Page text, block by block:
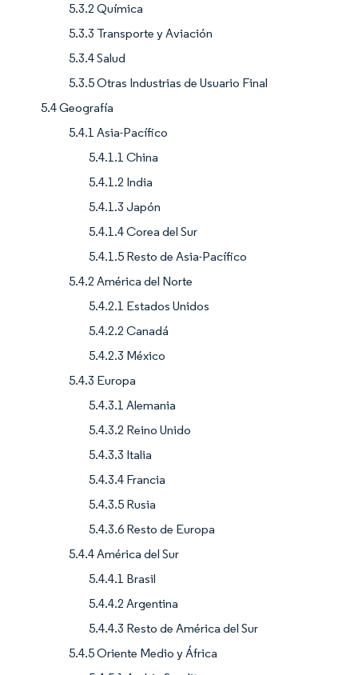
5.3.2 Química
5.3.3 Transporte y Aviación
5.3.4 Salud
5.3.5 Otras Industrias de Usuario Final
5.4 Geografía
5.4.1 Asia-Pacífico
5.4.1.1 China
5.4.1.2 India
5.4.1.3 Japón
5.4.1.4 Corea del Sur
5.4.1.5 Resto de Asia-Pacífico
5.4.2 América del Norte
5.4.2.1 Estados Unidos
5.4.2.2 Canadá
5.4.2.3 México
5.4.3 Europa
5.4.3.1 Alemania
5.4.3.2 Reino Unido
5.4.3.3 Italia
5.4.3.4 Francia
5.4.3.5 Rusia
5.4.3.6 Resto de Europa
5.4.4 América del Sur
5.4.4.1 Brasil
5.4.4.2 Argentina
5.4.4.3 Resto de América del Sur
5.4.5 Oriente Medio y África